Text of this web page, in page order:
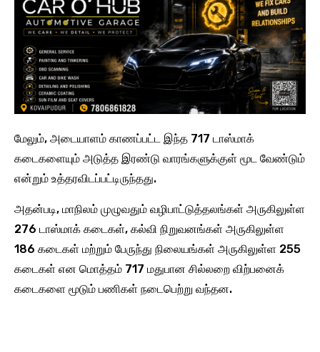
மேலும், அடையாளம் காணப்பட்ட இந்த 717 டாஸ்மாக்
கடைகளையும் அடுத்த இரண்டு வாரங்களுக்குள் மூட வேண்டும்
என்றும் உத்தரவிடப்பட்டிருந்தது.
அதன்படி, மாநிலம் முழுவதும் வழிபாட்டுத்தலங்கள் அருகிலுள்ள
276 டாஸ்மாக் கடைகள், கல்வி நிறுவனங்கள் அருகிலுள்ள
186 கடைகள் மற்றும் பேருந்து நிலையங்கள் அருகிலுள்ள 255
கடைகள் என மொத்தம் 717 மதுபான சில்லறை விற்பனைக்
கடைகளை மூடும் பணிகள் நடைபெற்று வந்தன.